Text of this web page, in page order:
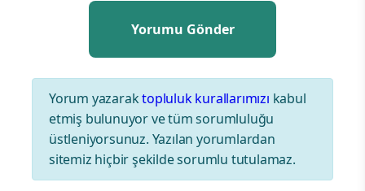
Yorum yazaraktopluluk kurallarımızı kabul
etmiş bulunuyor ve tüm sorumluluğu
üstleniyorsunuz. Yazılan yorumlardan
sitemiz hiçbir şekilde sorumlu tutulamaz.